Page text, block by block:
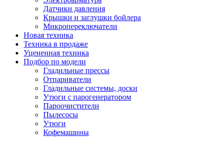
Датчики давления
Крышки и заглушки бойлера
Микропереключатели
Новая техника
Техника в продаже
Уцененная техника
Подбор по модели
Гладильные прессы
Отпариватели
Гладильные системы, доски
Утюги с парогенератором
Пароочистители
Пылесосы
Утюги
Кофемашины